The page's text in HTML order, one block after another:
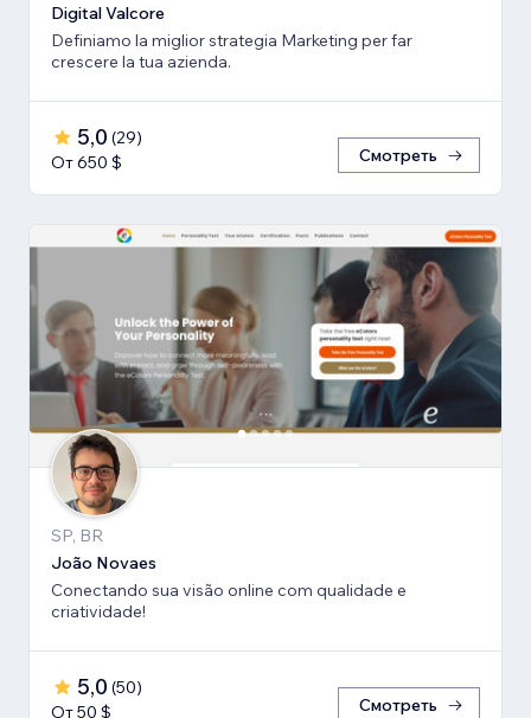
Digital Valcore
Definiamo la miglior strategia Marketing per far
crescere la tua azienda.
5,0 (29)
От 650 $
Смотреть
SP, BR
João Novaes
Conectando sua visão online com qualidade e
criatividade!
5,0 (50)
От 50 $
Смотреть